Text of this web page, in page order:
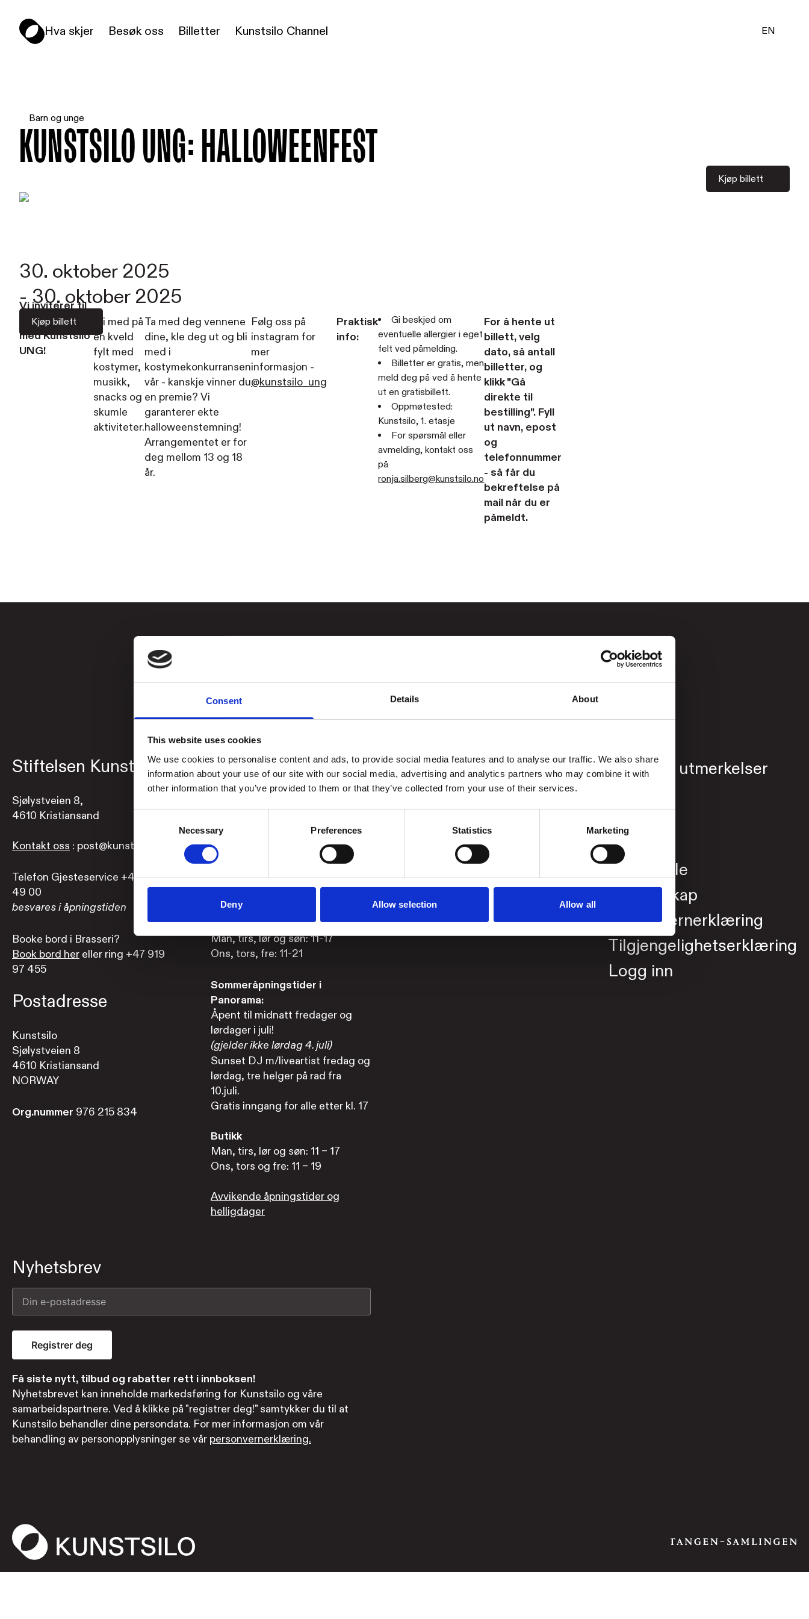
Consent Details About
This website uses cookies
We use cookies to personalise content and ads, to provide social media features and to analyse our traffic. We also share
information about your use of our site with our social media, advertising and analytics partners who may combine it with
other information that you’ve provided to them or that they’ve collected from your use of their services.
Necessary Preferences Statistics Marketing
Deny Allow selection Allow all
Hva skjer Besøk oss Billetter Kunstsilo Channel EN
Barn og unge
Kunstsilo UNG: HALLOWEENFEST
Kjøp billett
30. oktober 2025
-30. oktober 2025
Kjøp billett
Vi inviterer til
halloweenfest
med Kunstsilo
UNG!
Bli med på
en kveld
fylt med
kostymer,
musikk,
snacks og
skumle
aktiviteter.
Ta med deg vennene
dine, kle deg ut og bli
med i
kostymekonkurransen
vår - kanskje vinner du
en premie? Vi
garanterer ekte
halloweenstemning!
Arrangementet er for
deg mellom 13 og 18
år.
Følg oss på
instagram for
mer
informasjon -
@kunstsilo_ung
Praktisk
info:
Gi beskjed om
eventuelle allergier i eget
felt ved påmelding.
Billetter er gratis, men
meld deg på ved å hente
ut en gratisbillett.
Oppmøtested:
Kunstsilo, 1. etasje
For spørsmål eller
avmelding, kontakt oss
på
ronja.silberg@kunstsilo.no
For å hente ut
billett, velg
dato, så antall
billetter, og
klikk "Gå
direkte til
bestilling". Fyll
ut navn, epost
og
telefonnummer
- så får du
bekreftelse på
mail når du er
påmeldt.
Stiftelsen Kunstsilo
Sjølystveien 8,
4610 Kristiansand
Kontakt oss : post@kunstsilo.no
Telefon Gjesteservice +47 38 07
49 00
besvares i åpningstiden
Booke bord i Brasseri?
Book bord her eller ring +47 919
97 455
Postadresse
Kunstsilo
Sjølystveien 8
4610 Kristiansand
NORWAY
Org.nummer 976 215 834
Åpningstider
Ons, tors og fre: 11–21
Brasseri, 1. etasje
Man-lør: 11-22
Panorama, 9. etasje
Man, tirs, lør og søn: 11-17
Ons, tors, fre: 11-21
Sommeråpningstider i
Panorama:
Åpent til midnatt fredager og
lørdager i juli!
(gjelder ikke lørdag 4. juli)
Sunset DJ m/liveartist fredag og
lørdag, tre helger på rad fra
10.juli.
Gratis inngang for alle etter kl. 17
Butikk
Man, tirs, lør og søn: 11 – 17
Ons, tors og fre: 11 – 19
Avvikende åpningstider og
helligdager
Hold deg oppdatert
Facebook
Instagram
YouTube
Priser og utmerkelser
Presse
Leie lokale
Partnerskap
Personvernerklæring
Tilgjengelighetserklæring
Logg inn
Nyhetsbrev
Registrer deg
Få siste nytt, tilbud og rabatter rett i innboksen!
Nyhetsbrevet kan inneholde markedsføring for Kunstsilo og våre
samarbeidspartnere. Ved å klikke på "registrer deg!" samtykker du til at
Kunstsilo behandler dine persondata. For mer informasjon om vår
behandling av personopplysninger se vår personvernerklæring.